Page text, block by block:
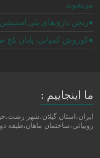
می‌شوند
●ریجن بازی‌های پلی استیشن ۵ چه تفاوتی با یکدیگر دارند؟
●کوروش کمپانی، پایان تلخ طمع
ما اینجاییم :
ایران،استان گیلان،شهر
روبیاتی،ساختمان ماهان،طبقه